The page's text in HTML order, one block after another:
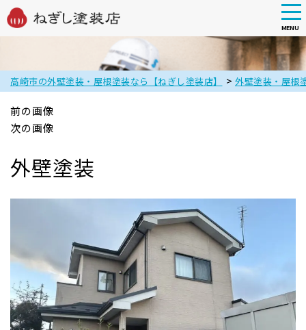
main
content
MENU
高崎市の外壁塗装・屋根塗装なら【ねぎし塗装店】 > 外壁塗装・屋根
前の画像
次の画像
外壁塗装